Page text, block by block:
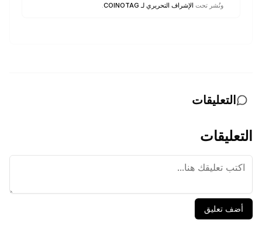
ونُشر تحت الإشراف التحريري لـ COINOTAG .
التعليقات
التعليقات
أضف تعليق